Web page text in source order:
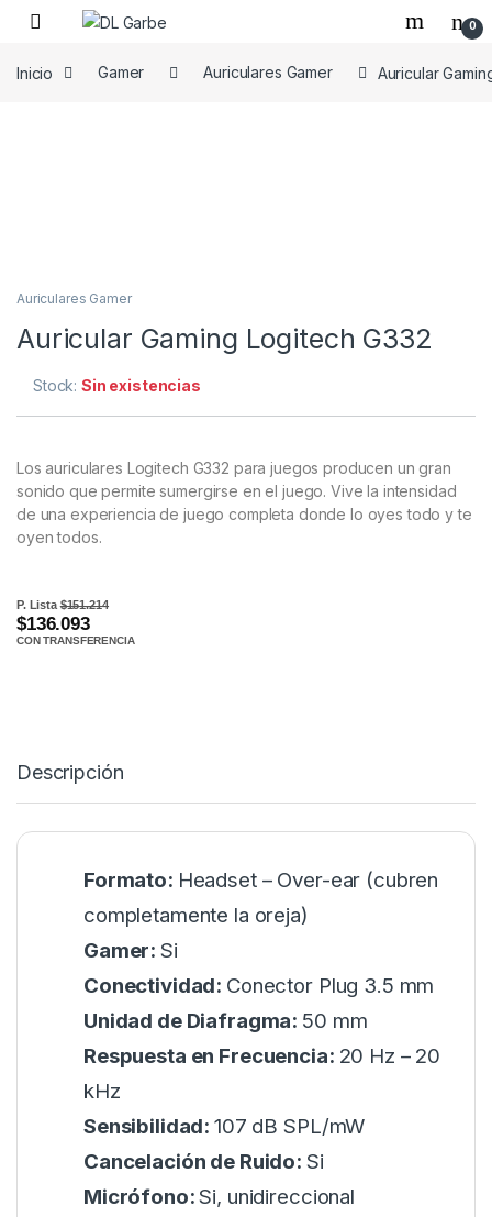
0
Inicio Gamer Auriculares Gamer Auricular
Auriculares Gamer
Auricular Gaming Logitech G332
Stock:Sin existencias
Los auriculares Logitech G332 para juegos producen un gran
sonido que permite sumergirse en el juego. Vive la intensidad
de una experiencia de juego completa donde lo oyes todo y te
oyen todos.
P. Lista$151.214
$136.093
CON TRANSFERENCIA
Descripción
Formato: Headset – Over-ear (cubren
completamente la oreja)
Gamer:Si
Conectividad: Conector Plug 3.5 mm
Unidad de Diafragma: 50 mm
Respuesta en Frecuencia: 20 Hz – 20
kHz
Sensibilidad:107 dB SPL/mW
Cancelación de Ruido: Si
Micrófono:Si, unidireccional